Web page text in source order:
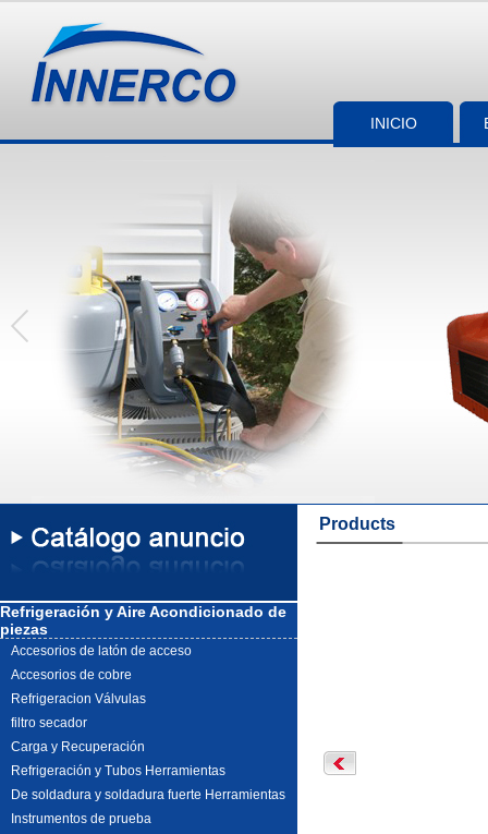
INICIO
Refrigeración y Aire Acondicionado de
piezas
Accesorios de latón de acceso
Accesorios de cobre
Refrigeracion Válvulas
filtro secador
Carga y Recuperación
Refrigeración y Tubos Herramientas
De soldadura y soldadura fuerte Herramientas
Instrumentos de prueba
Products